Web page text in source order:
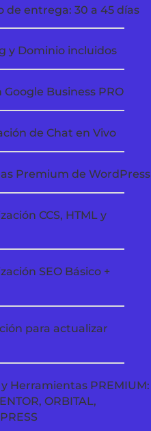
de entrega: 30 a 45 días
y Dominio incluidos
Google Business PRO
de Chat en Vivo
Premium de WordPress
CCS, HTML y
SEO Básico +
para actualizar
Herramientas PREMIUM:
ORBITAL,